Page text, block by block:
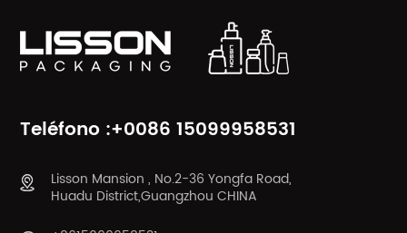
Teléfono :+0086 15099958531
Lisson Mansion , No.2-36 Yongfa Road,
Huadu District,Guangzhou CHINA